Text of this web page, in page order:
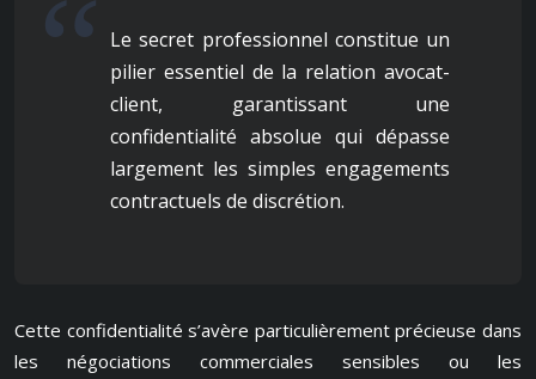
Le secret professionnel constitue un
pilier essentiel de la relation avocat-
client, garantissant une
confidentialité absolue qui dépasse
largement les simples engagements
contractuels de discrétion.
Cette confidentialité s’avère particulièrement précieuse dans
les négociations commerciales sensibles ou les